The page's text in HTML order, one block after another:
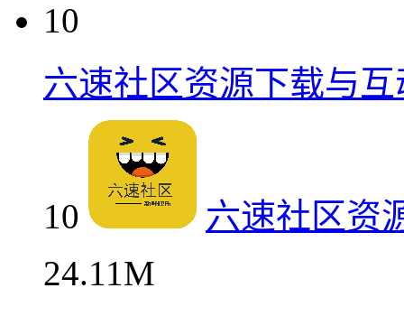
10
六速社区资源下载与
10
六速社区资
24.11M